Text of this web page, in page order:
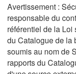
Avertissement :
responsable du
référentiel de la
du Catalogue de la
soumis au nom de
rapports du